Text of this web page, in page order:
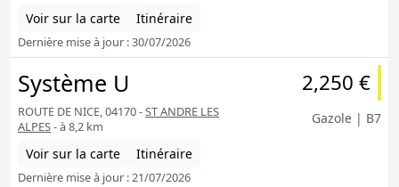
Voir sur la carte Itinéraire
Dernière mise à jour : 30/07/2026
Système U
ROUTE DE NICE, 04170 -ST ANDRE LES
ALPES- à 8,2 km
Voir sur la carte Itinéraire
Dernière mise à jour : 21/07/2026
2,250 €
Gazole | B7